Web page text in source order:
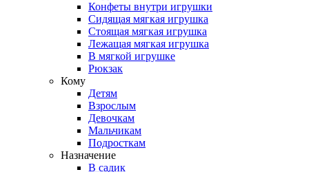
Конфеты внутри игрушки
Сидящая мягкая игрушка
Стоящая мягкая игрушка
Лежащая мягкая игрушка
В мягкой игрушке
Рюкзак
Кому
Детям
Взрослым
Девочкам
Мальчикам
Подросткам
Назначение
В садик